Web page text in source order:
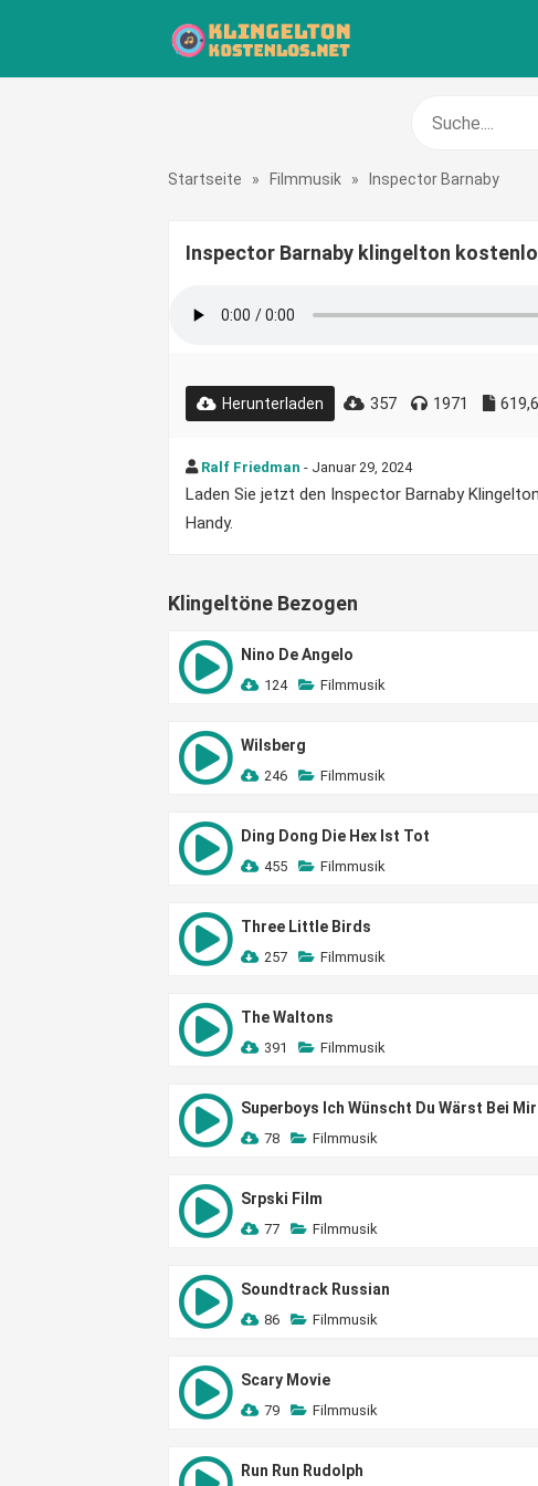
Startseite » Filmmusik » Inspector Barnaby
Inspector Barnaby klingelton
Herunterladen 357 1971
Ralf Friedman - Januar 29, 2024
Laden Sie jetzt den Inspector Barnaby
Handy.
Klingeltöne Bezogen
Nino De Angelo
124 Filmmusik
Wilsberg
246 Filmmusik
Ding Dong Die Hex Ist Tot
455 Filmmusik
Three Little Birds
257 Filmmusik
The Waltons
391 Filmmusik
Superboys Ich Wünscht Du Wärst Bei Mir
78 Filmmusik
Srpski Film
77 Filmmusik
Soundtrack Russian
86 Filmmusik
Scary Movie
79 Filmmusik
Run Run Rudolph